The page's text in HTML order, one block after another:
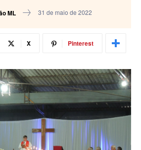
ML 31 de maio de 2022
X Pinterest